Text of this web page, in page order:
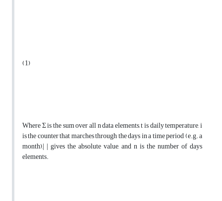
(1)
Where Σ is the sum over all n data elements, t is daily temperature, i
is the counter that marches through the days in a time period (e.g. a
month),| | gives the absolute value, and n is the number of days
elements.